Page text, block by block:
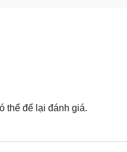
thể để lại đánh giá.